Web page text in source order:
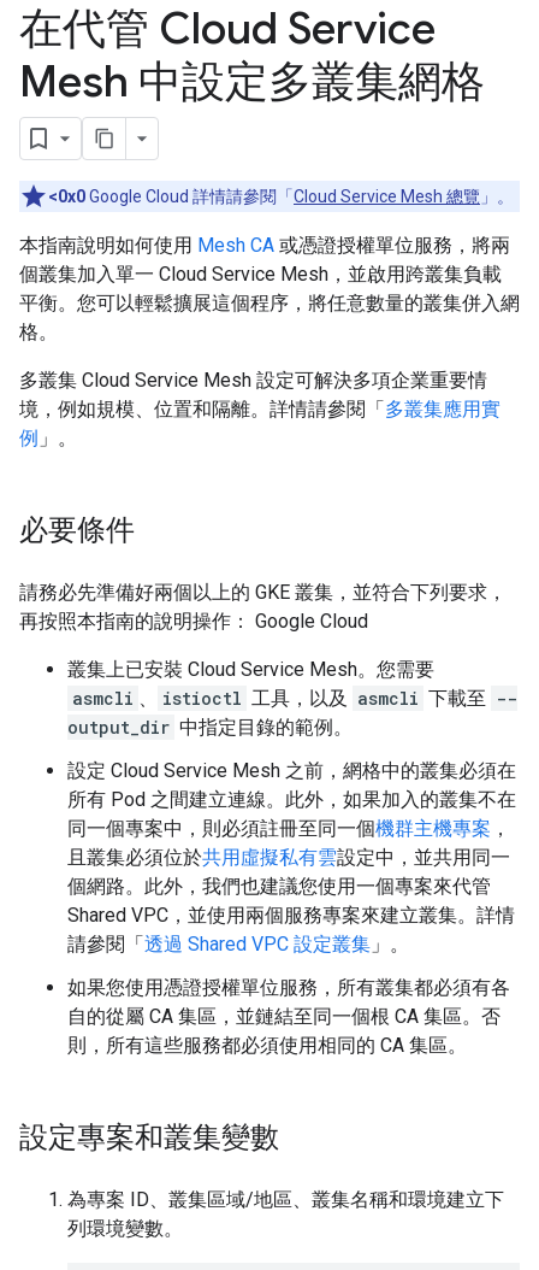
在代管 Cloud Service
Mesh 中設定多叢集網格
<0x0Google Cloud 詳情請參閱「 Cloud Service Mesh 總覽 」。
本指南說明如何使用 Mesh CA 或憑證授權單位服務，將兩
個叢集加入單一 Cloud Service Mesh，並啟用跨叢集負載
平衡。您可以輕鬆擴展這個程序，將任意數量的叢集併入網
格。
多叢集 Cloud Service Mesh 設定可解決多項企業重要情
境，例如規模、位置和隔離。詳情請參閱「多叢集應用實
例 」。
必要條件
請務必先準備好兩個以上的 GKE 叢集，並符合下列要求，
再按照本指南的說明操作： Google Cloud
叢集上已安裝 Cloud Service Mesh。您需要
asmcli 、 istioctl 工具，以及 asmcli 下載至 --
output_dir 中指定目錄的範例。
設定 Cloud Service Mesh 之前，網格中的叢集必須在
所有 Pod 之間建立連線。此外，如果加入的叢集不在
同一個專案中，則必須註冊至同一個機群主機專案 ，
且叢集必須位於共用虛擬私有雲設定中，並共用同一
個網路。此外，我們也建議您使用一個專案來代管
Shared VPC，並使用兩個服務專案來建立叢集。詳情
請參閱「透過 Shared VPC 設定叢集 」。
如果您使用憑證授權單位服務，所有叢集都必須有各
自的從屬 CA 集區，並鏈結至同一個根 CA 集區。否
則，所有這些服務都必須使用相同的 CA 集區。
設定專案和叢集變數
為專案 ID、叢集區域/地區、叢集名稱和環境建立下
列環境變數。